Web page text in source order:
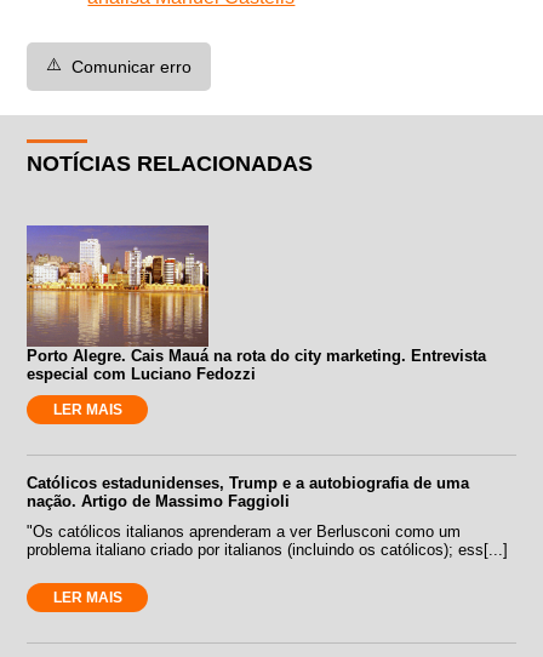
⚠️ Comunicar erro
NOTÍCIAS RELACIONADAS
Porto Alegre. Cais Mauá na rota do city marketing. Entrevista
especial com Luciano Fedozzi
LER MAIS
Católicos estadunidenses, Trump e a autobiografia de uma
nação. Artigo de Massimo Faggioli
"Os católicos italianos aprenderam a ver Berlusconi como um
problema italiano criado por italianos (incluindo os católicos); ess[...]
LER MAIS